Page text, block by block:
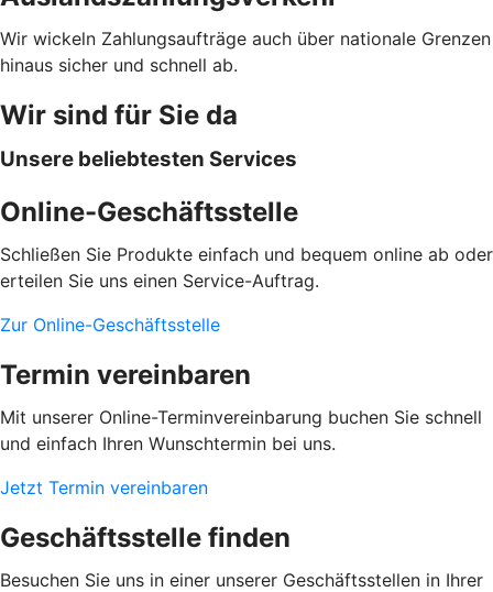
Wir wickeln Zahlungsaufträge auch über nationale Grenzen
hinaus sicher und schnell ab.
Wir sind für Sie da
Unsere beliebtesten Services
Online-Geschäftsstelle
Schließen Sie Produkte einfach und bequem online ab oder
erteilen Sie uns einen Service-Auftrag.
Zur Online-Geschäftsstelle
Termin vereinbaren
Mit unserer Online-Terminvereinbarung buchen Sie schnell
und einfach Ihren Wunschtermin bei uns.
Jetzt Termin vereinbaren
Geschäftsstelle finden
Besuchen Sie uns in einer unserer Geschäftsstellen in Ihrer